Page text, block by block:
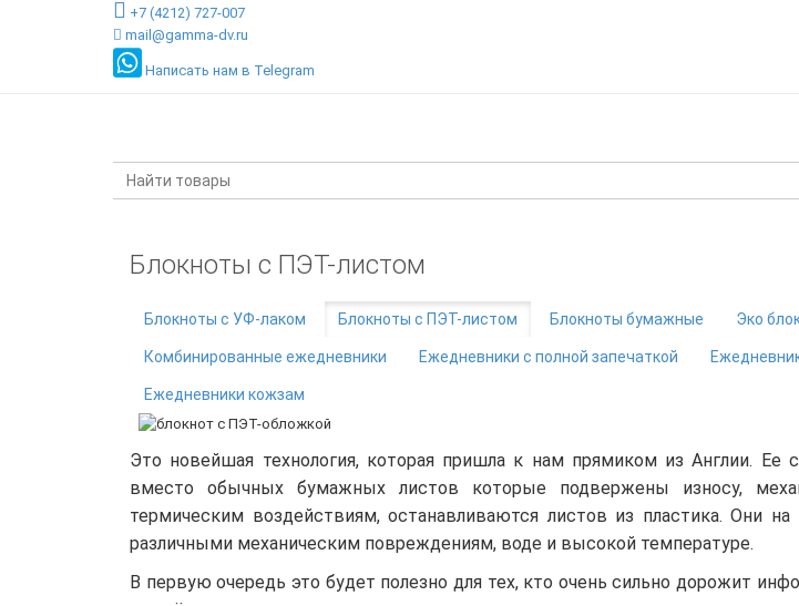
+7 (4212) 727-007
mail@gamma-dv.ru
Написать нам в Telegram
Блокноты с ПЭТ-листом
Блокноты с УФ-лаком Блокноты с ПЭТ-листом Блокноты бумажные Эко
Комбинированные ежедневники Ежедневники с полной запечаткой
Ежедневники кожзам
Это новейшая технология, которая пришла к нам прямиком из Англии. Ее
вместо обычных бумажных листов которые подвержены износу,
термическим воздействиям, останавливаются листов из пластика. Они
различными механическим повреждениям, воде и высокой температуре.
В первую очередь это будет полезно для тех, кто очень сильно дорожит